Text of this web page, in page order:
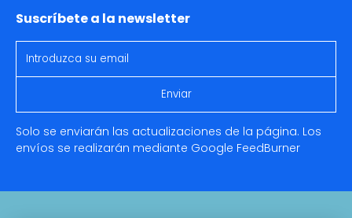
Suscríbete a la newsletter
Solo se enviarán las actualizaciones de la página. Los
envíos se realizarán mediante Google FeedBurner